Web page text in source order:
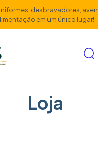
desbravadores,
em um único lugar!
Loja